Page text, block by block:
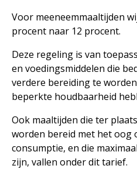
Voor meeneemmaaltijden
procent naar 12 procent.
Deze regeling is van
en voedingsmiddelen die
verdere bereiding te
beperkte houdbaarheid
Ook maaltijden die ter
worden bereid met het oog
consumptie, en die
zijn, vallen onder dit tarief.